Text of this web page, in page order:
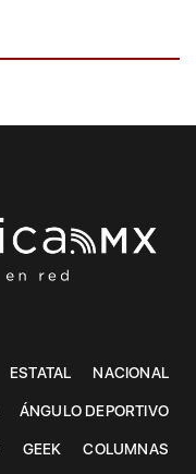
ESTATAL NACIONAL
ÁNGULO DEPORTIVO
GEEK COLUMNAS